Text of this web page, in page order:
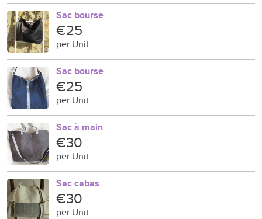
Sac bourse
€25
per Unit
Sac bourse
€25
per Unit
Sac à main
€30
per Unit
Sac cabas
€30
per Unit